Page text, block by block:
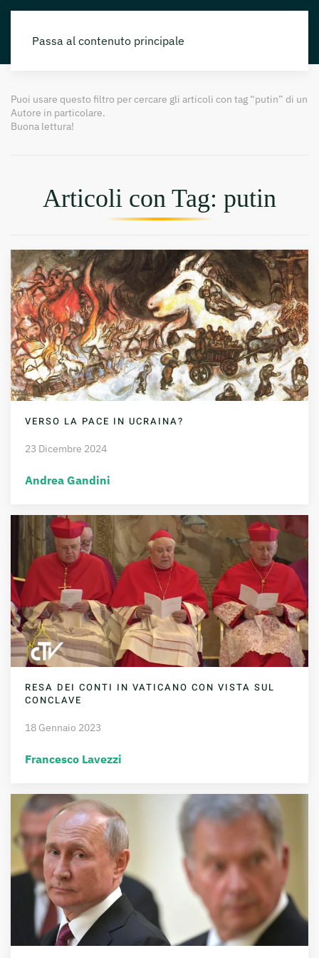
Passa al contenuto principale
Puoi usare questo filtro per cercare gli articoli con tag “putin” di un
Autore in particolare.
Buona lettura!
Articoli con Tag: putin
VERSO LA PACE IN UCRAINA?
23 Dicembre 2024
Andrea Gandini
RESA DEI CONTI IN VATICANO CON VISTA SUL
CONCLAVE
18 Gennaio 2023
Francesco Lavezzi